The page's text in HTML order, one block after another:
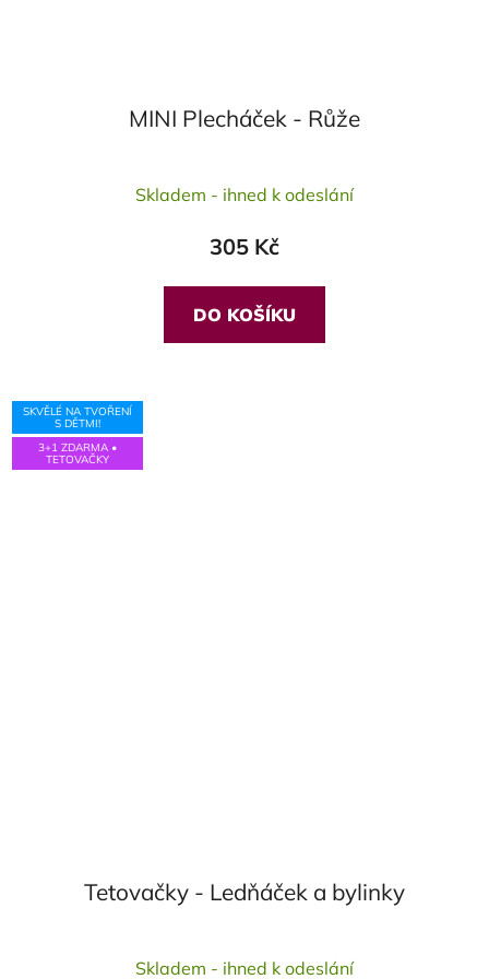
MINI Plecháček - Růže
Skladem - ihned k odeslání
305 Kč
DO KOŠÍKU
SKVĚLÉ NA TVOŘENÍ
S DĚTMI!
3+1 ZDARMA •
TETOVAČKY
Tetovačky - Ledňáček a bylinky
hodnocení
Skladem - ihned k odeslání